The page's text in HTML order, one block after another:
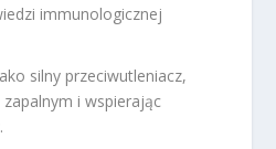
immunologicznej
silny przeciwutleniacz,
i wspierając